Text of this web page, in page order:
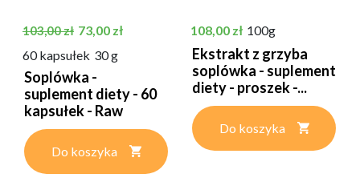
Cena podstawowa
103,00 zł Cena
73,00 zł
60 kapsułek 30 g
Soplówka -
suplement diety - 60
kapsułek - Raw
Forest
Do koszyka
Cena
108,00 zł 100g
Ekstrakt z grzyba
soplówka - suplement
diety - proszek -...
Do koszyka